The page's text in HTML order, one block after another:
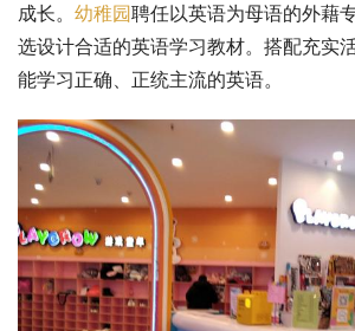
成长。 幼稚园聘任以英语为母语的外藉
选设计合适的英语学习教材。搭配充实
能学习正确、正统主流的英语。